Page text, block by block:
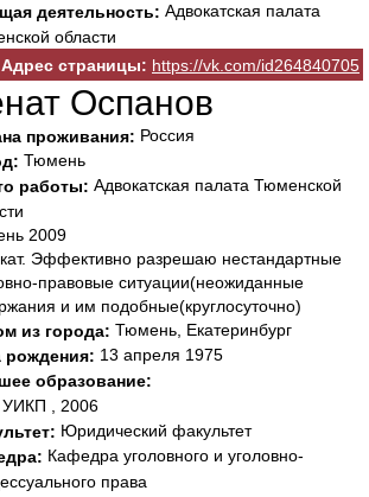
деятельность: Адвокатская палата
области
Адрес страницы: https://vk.com/id264840705
Оспанов
проживания: Россия
Тюмень
работы: Адвокатская палата Тюменской
2009
Эффективно разрешаю нестандартные
правовые ситуации(неожиданные
и им подобные(круглосуточно)
из города: Тюмень, Екатеринбург
рождения: 13 апреля 1975
образование:
УИКП , 2006
Юридический факультет
Кафедра уголовного и уголовно-
права